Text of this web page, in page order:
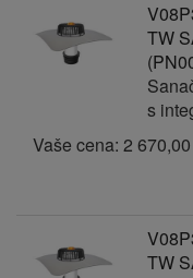
TW
s
Vaše cena: 2
TW